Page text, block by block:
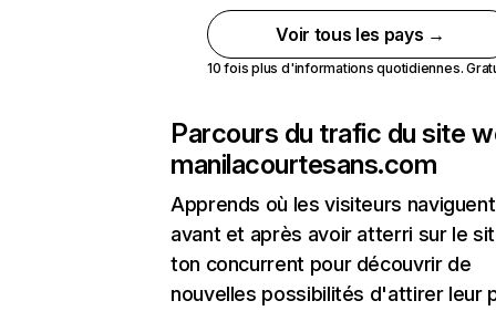
Voir tous les pays →
10 fois plus d'informations quotidiennes.
Parcours du trafic du site
manilacourtesans.com
Apprends où les visiteurs naviguent
avant et après avoir atterri sur le
ton concurrent pour découvrir de
nouvelles possibilités d'attirer leur